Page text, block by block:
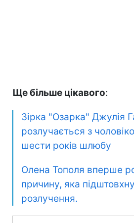
Ще більше цікавого:
Зірка "Озарка" Джулія
розлучається з
шести років шлюбу
Олена Тополя вперше
причину, яка
розлучення.